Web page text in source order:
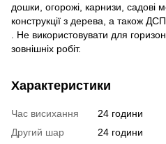
дошки, огорожі, карнизи, садові
конструкції з дерева, а також
. Не використовувати для
зовнішніх робіт.
Характеристики
Час висихання
24 години
Другий шар
24 години